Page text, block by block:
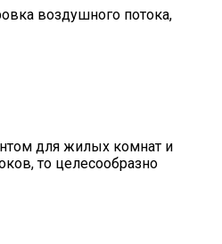
воздушного потока,
для жилых комнат и
то целесообразно